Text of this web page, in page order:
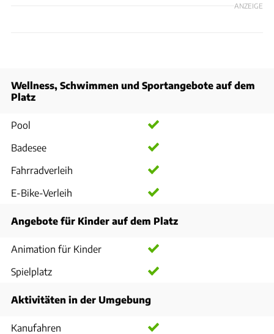
ANZEIGE
Wellness, Schwimmen und Sportangebote auf dem
Platz
Pool
Badesee
Fahrradverleih
E-Bike-Verleih
Angebote für Kinder auf dem Platz
Animation für Kinder
Spielplatz
Aktivitäten in der Umgebung
Kanufahren